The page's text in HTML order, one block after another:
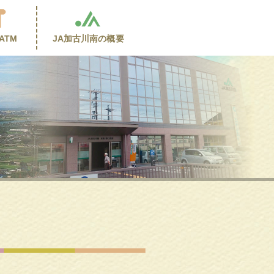
ATM JA加古川南の概要